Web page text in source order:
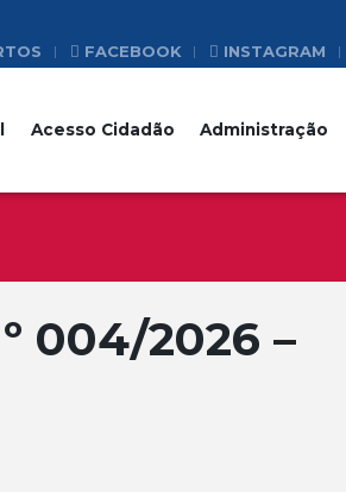
FACEBOOK INSTAGRAM
Acesso Cidadão Administração
004/2026 –